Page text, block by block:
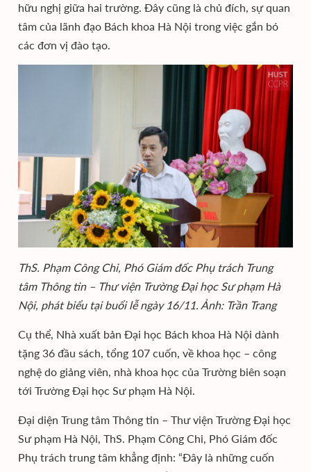
hữu nghị giữa hai trường. Đây cũng là chủ đích, sự quan
tâm của lãnh đạo Bách khoa Hà Nội trong việc gắn bó
các đơn vị đào tạo.
ThS. Phạm Công Chi, Phó Giám đốc Phụ trách Trung
tâm Thông tin – Thư viện Trường Đại học Sư phạm Hà
Nội, phát biểu tại buổi lễ ngày 16/11. Ảnh: Trần Trang
Cụ thể, Nhà xuất bản Đại học Bách khoa Hà Nội dành
tặng 36 đầu sách, tổng 107 cuốn, về khoa học – công
nghệ do giảng viên, nhà khoa học của Trường biên soạn
tới Trường Đại học Sư phạm Hà Nội.
Đại diện Trung tâm Thông tin – Thư viện Trường Đại học
Sư phạm Hà Nội, ThS. Phạm Công Chi, Phó Giám đốc
Phụ trách trung tâm khẳng định: “Đây là những cuốn